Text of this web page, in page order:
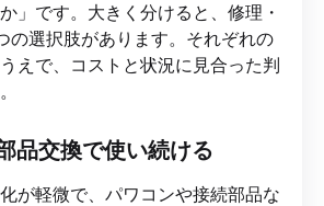
」です。大きく分けると、修理・
の選択肢があります。それぞれの
えで、コストと状況に見合った判
交換で使い続ける
が軽微で、パワコンや接続部品な